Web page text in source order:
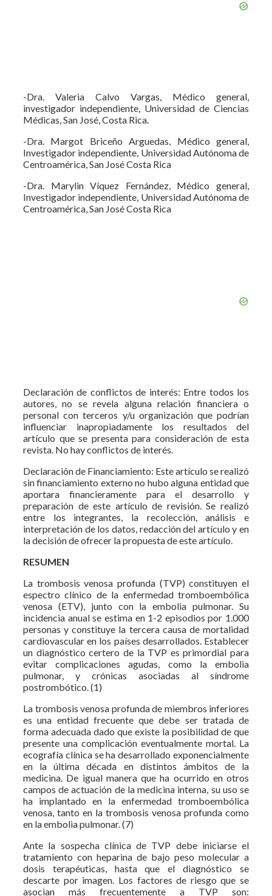
-Dra. Valeria Calvo Vargas, Médico general,
investigador independiente, Universidad de Ciencias
Médicas, San José, Costa Rica.
-Dra. Margot Briceño Arguedas, Médico general,
Investigador independiente, Universidad Autónoma de
Centroamérica, San José Costa Rica
-Dra. Marylin Víquez Fernández, Médico general,
Investigador independiente, Universidad Autónoma de
Centroamérica, San José Costa Rica
Declaración de conflictos de interés: Entre todos los
autores, no se revela alguna relación financiera o
personal con terceros y/u organización que podrían
influenciar inapropiadamente los resultados del
artículo que se presenta para consideración de esta
revista. No hay conflictos de interés.
Declaración de Financiamiento: Este artículo se realizó
sin financiamiento externo no hubo alguna entidad que
aportara financieramente para el desarrollo y
preparación de este artículo de revisión. Se realizó
entre los integrantes, la recolección, análisis e
interpretación de los datos, redacción del artículo y en
la decisión de ofrecer la propuesta de este artículo.
RESUMEN
La trombosis venosa profunda (TVP) constituyen el
espectro clínico de la enfermedad tromboembólica
venosa (ETV), junto con la embolia pulmonar. Su
incidencia anual se estima en 1-2 episodios por 1.000
personas y constituye la tercera causa de mortalidad
cardiovascular en los países desarrollados. Establecer
un diagnóstico certero de la TVP es primordial para
evitar complicaciones agudas, como la embolia
pulmonar, y crónicas asociadas al síndrome
postrombótico. (1)
La trombosis venosa profunda de miembros inferiores
es una entidad frecuente que debe ser tratada de
forma adecuada dado que existe la posibilidad de que
presente una complicación eventualmente mortal. La
ecografía clínica se ha desarrollado exponencialmente
en la última década en distintos ámbitos de la
medicina. De igual manera que ha ocurrido en otros
campos de actuación de la medicina interna, su uso se
ha implantado en la enfermedad tromboembólica
venosa, tanto en la trombosis venosa profunda como
en la embolia pulmonar. (7)
Ante la sospecha clínica de TVP debe iniciarse el
tratamiento con heparina de bajo peso molecular a
dosis terapéuticas, hasta que el diagnóstico se
descarte por imagen. Los factores de riesgo que se
asocian más frecuentemente a TVP son: